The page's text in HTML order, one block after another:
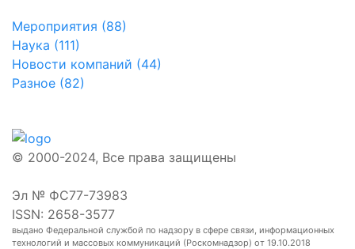
Мероприятия (88)
Наука (111)
Новости компаний (44)
Разное (82)
© 2000-2024, Все права защищены
Эл № ФС77-73983
ISSN: 2658-3577
выдано Федеральной службой по надзору в сфере связи, информационных
технологий и массовых коммуникаций (Роскомнадзор) от 19.10.2018